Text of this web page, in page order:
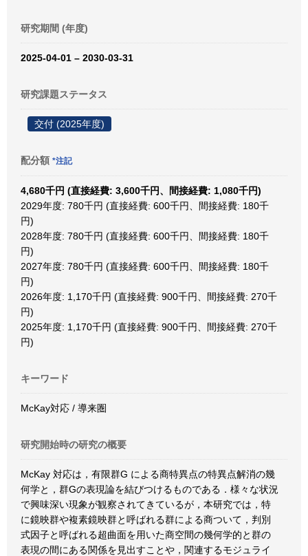
研究期間 (年度)
2025-04-01 – 2030-03-31
研究課題ステータス
交付 (2025年度)
配分額 *注記
4,680千円 (直接経費: 3,600千円、間接経費: 1,080千円)
2029年度: 780千円 (直接経費: 600千円、間接経費: 180千
円)
2028年度: 780千円 (直接経費: 600千円、間接経費: 180千
円)
2027年度: 780千円 (直接経費: 600千円、間接経費: 180千
円)
2026年度: 1,170千円 (直接経費: 900千円、間接経費: 270千
円)
2025年度: 1,170千円 (直接経費: 900千円、間接経費: 270千
円)
キーワード
McKay対応 / 導来圏
研究開始時の研究の概要
McKay 対応は，有限群G による商特異点の特異点解消の幾
何学と，群Gの表現論を結びつけるものである．様々な状況
で興味深い現象が観察されてきているが，本研究では，特
に鏡映群や複素鏡映群と呼ばれる群による商ついて，判別
式因子と呼ばれる超曲面を用いた商空間の幾何学的と群の
表現の間にある関係を見出すことや，関連するモジュライ